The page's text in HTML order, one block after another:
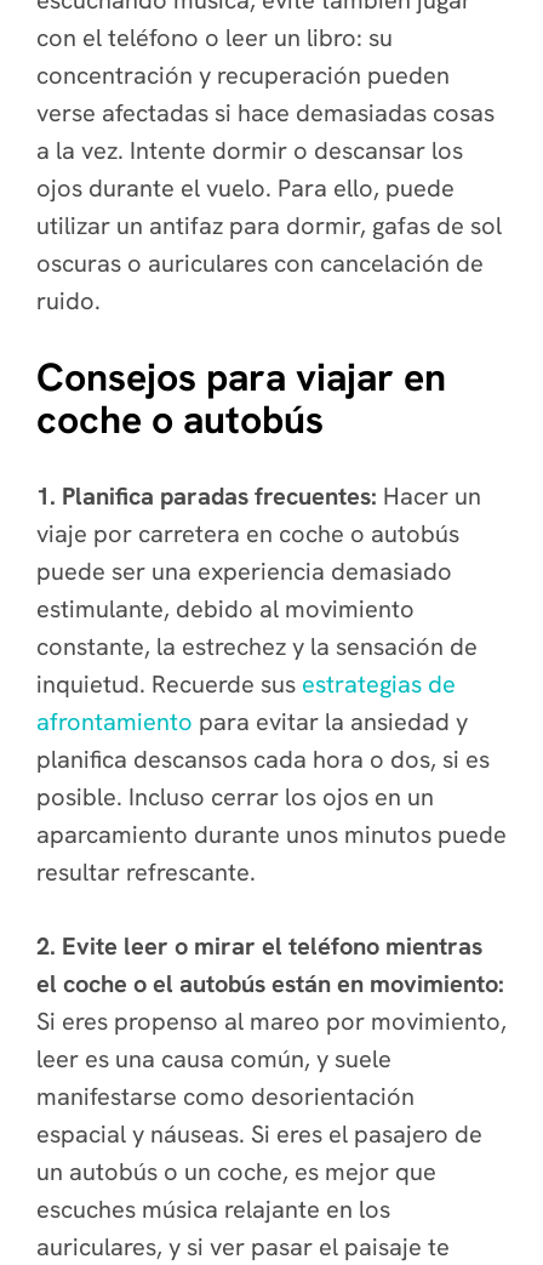
con el teléfono o leer un libro: su
concentración y recuperación pueden
verse afectadas si hace demasiadas cosas
a la vez. Intente dormir o descansar los
ojos durante el vuelo. Para ello, puede
utilizar un antifaz para dormir, gafas de sol
oscuras o auriculares con cancelación de
ruido.
Consejos para viajar en
coche o autobús
1. Planifica paradas frecuentes: Hacer un
viaje por carretera en coche o autobús
puede ser una experiencia demasiado
estimulante, debido al movimiento
constante, la estrechez y la sensación de
inquietud. Recuerde sus estrategias de
afrontamiento para evitar la ansiedad y
planifica descansos cada hora o dos, si es
posible. Incluso cerrar los ojos en un
aparcamiento durante unos minutos puede
resultar refrescante.
2. Evite leer o mirar el teléfono mientras
el coche o el autobús están en movimiento:
Si eres propenso al mareo por movimiento,
leer es una causa común, y suele
manifestarse como desorientación
espacial y náuseas. Si eres el pasajero de
un autobús o un coche, es mejor que
escuches música relajante en los
auriculares, y si ver pasar el paisaje te